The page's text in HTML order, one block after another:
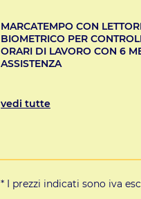
MARCATEMPO CON
BIOMETRICO PER
ORARI DI LAVORO CON 6
ASSISTENZA
vedi tutte
* I prezzi indicati sono iva